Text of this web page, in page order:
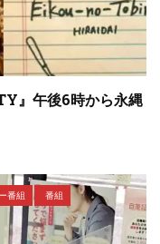
』午後6時から永縄
番組 番組